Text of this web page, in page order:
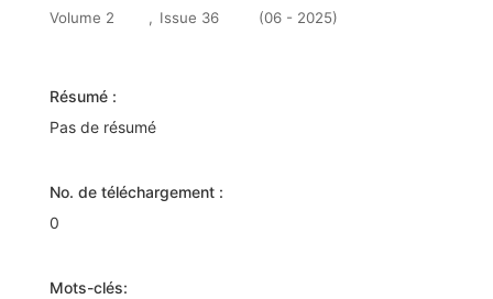
Volume 2 , Issue 36 (06 - 2025)
Résumé :
Pas de résumé
No. de téléchargement :
0
Mots-clés: